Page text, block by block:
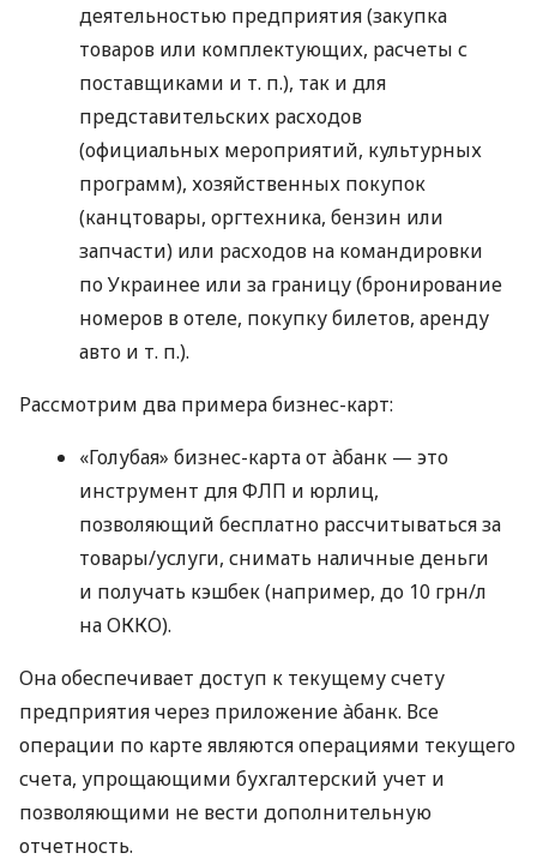
деятельностью предприятия (закупка
товаров или комплектующих, расчеты с
поставщиками и т. п.), так и для
представительских расходов
(официальных мероприятий, культурных
программ), хозяйственных покупок
(канцтовары, оргтехника, бензин или
запчасти) или расходов на командировки
по Украинее или за границу (бронирование
номеров в отеле, покупку билетов, аренду
авто и т. п.).
Рассмотрим два примера бизнес-карт:
«Голубая» бизнес-карта от àбанк — это
инструмент для ФЛП и юрлиц,
позволяющий бесплатно рассчитываться за
товары/услуги, снимать наличные деньги
и получать кэшбек (например, до 10 грн/л
на ОККО).
Она обеспечивает доступ к текущему счету
предприятия через приложение àбанк. Все
операции по карте являются операциями текущего
счета, упрощающими бухгалтерский учет и
позволяющими не вести дополнительную
отчетность.